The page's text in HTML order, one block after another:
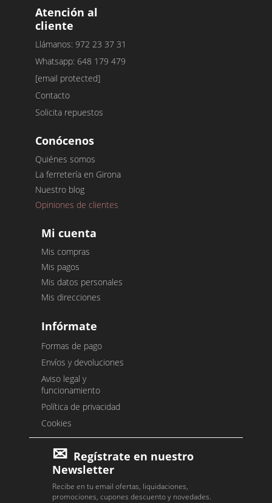
Atención al
cliente
Llámanos: 972 23 37 31
Whatsapp: 648 179 479
[email protected]
Contacto
Solicita repuestos
Conócenos
Quiénes somos
La ferretería en Girona
Nuestro blog
Opiniones de clientes
Mi cuenta
Mis compras
Mis pagos
Mis datos personales
Mis direcciones
Infórmate
Formas de pago
Envíos y devoluciones
Aviso legal y
funcionamiento
Política de privacidad
Cookies
Regístrate en nuestro
Newsletter
Recibe en tu email ofertas, liquidaciones,
promociones, cupones descuento y novedades.